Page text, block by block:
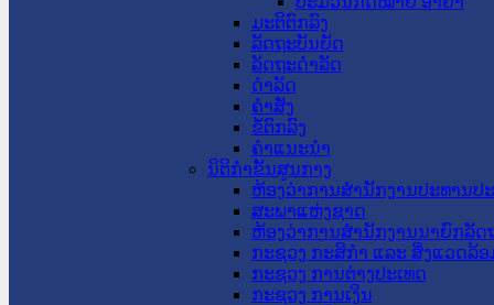
ມະຕິຕົກລົງ
ລັດຖະບັນຍັດ
ລັດຖະດໍາລັດ
ດໍາລັດ
ຄໍາສັ່ງ
ຂໍ້ຕົກລົງ
ຄໍາແນະນໍາ
ນິຕິກໍາຂັ້ນສູນກາງ
ຫ້ອງວ່າການສໍານັກງານປະທານປ
ສະພາແຫ່ງຊາດ
ຫ້ອງວ່າການສຳນັກງານນາຍົກລັດ
ກະຊວງ ກະສິກຳ ແລະ ສິ່ງແວດລ້ອ
ກະຊວງ ການຕ່າງປະເທດ
ກະຊວງ ການເງິນ